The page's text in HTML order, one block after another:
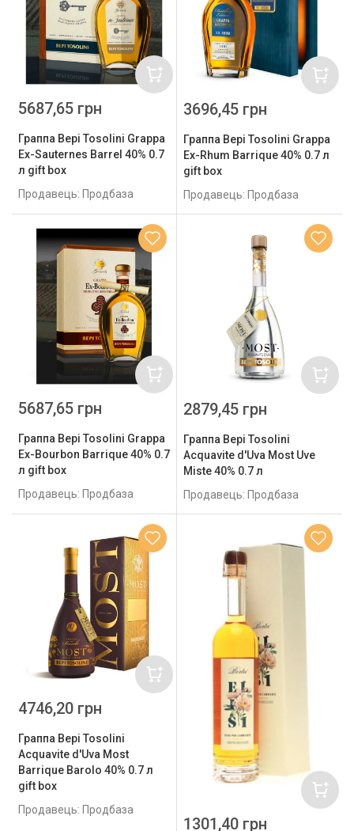
Граппа Bepi Tosolini Grappa
Ex-Sauternes Barrel 40% 0.7
л gift box
Продавець: Продбаза
5687,65 грн
Граппа Bepi Tosolini Grappa
Ex-Rhum Barrique 40% 0.7 л
gift box
Продавець: Продбаза
3696,45 грн
Граппа Bepi Tosolini Grappa
Ex-Bourbon Barrique 40% 0.7
л gift box
Продавець: Продбаза
5687,65 грн
Граппа Bepi Tosolini
Acquavite d'Uva Most Uve
Miste 40% 0.7 л
Продавець: Продбаза
2879,45 грн
Граппа Bepi Tosolini
Acquavite d'Uva Most
Barrique Barolo 40% 0.7 л
gift box
Продавець: Продбаза
4746,20 грн
1301,40 грн